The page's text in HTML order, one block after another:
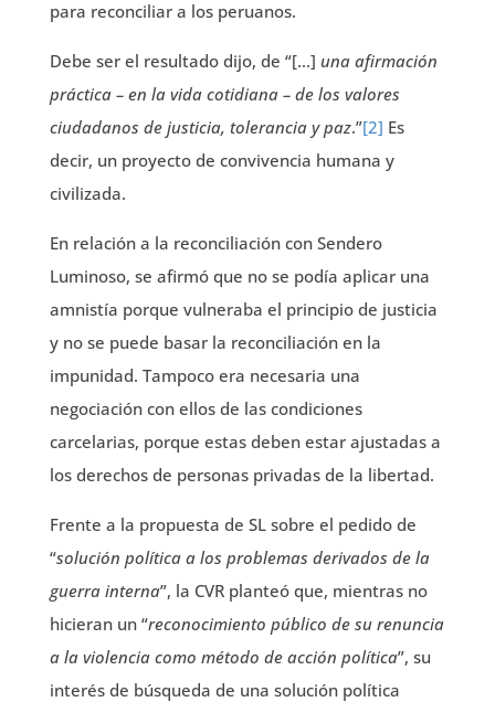
para reconciliar a los peruanos.
Debe ser el resultado dijo, de “[…] una afirmación
práctica – en la vida cotidiana – de los valores
ciudadanos de justicia, tolerancia y paz.”[2] Es
decir, un proyecto de convivencia humana y
civilizada.
En relación a la reconciliación con Sendero
Luminoso, se afirmó que no se podía aplicar una
amnistía porque vulneraba el principio de justicia
y no se puede basar la reconciliación en la
impunidad. Tampoco era necesaria una
negociación con ellos de las condiciones
carcelarias, porque estas deben estar ajustadas a
los derechos de personas privadas de la libertad.
Frente a la propuesta de SL sobre el pedido de
“solución política a los problemas derivados de la
guerra interna”, la CVR planteó que, mientras no
hicieran un “reconocimiento público de su renuncia
a la violencia como método de acción política”, su
interés de búsqueda de una solución política